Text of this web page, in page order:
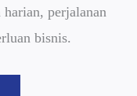
perjalanan
bisnis.